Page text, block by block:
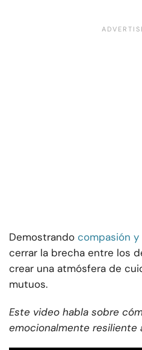
Demostrando compasión y
cerrar la brecha entre los
crear una atmósfera de
mutuos.
Este video habla sobre
emocionalmente resiliente